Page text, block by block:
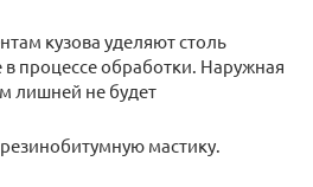
кузова уделяют столь
процессе обработки. Наружная
лишней не будет
мастику.